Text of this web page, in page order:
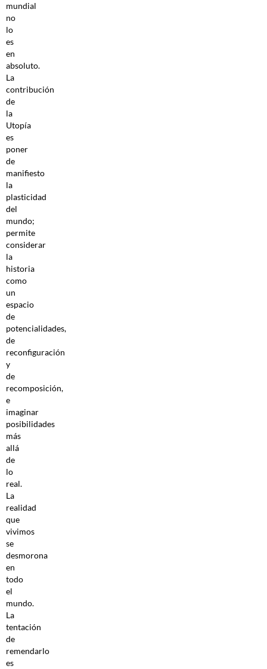
mundial
no
lo
es
en
absoluto.
La
contribución
de
la
Utopía
es
poner
de
manifiesto
la
plasticidad
del
mundo;
permite
considerar
la
historia
como
un
espacio
de
potencialidades,
de
reconfiguración
y
de
recomposición,
e
imaginar
posibilidades
más
allá
de
lo
real.
La
realidad
que
vivimos
se
desmorona
en
todo
el
mundo.
La
tentación
de
remendarlo
es